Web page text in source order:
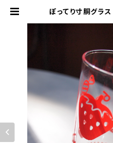
ぽってり寸胴グラ